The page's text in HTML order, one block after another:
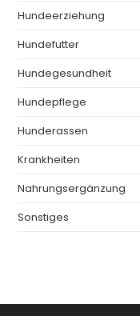
Hundeerziehung
Hundefutter
Hundegesundheit
Hundepflege
Hunderassen
Krankheiten
Nahrungsergänzung
Sonstiges